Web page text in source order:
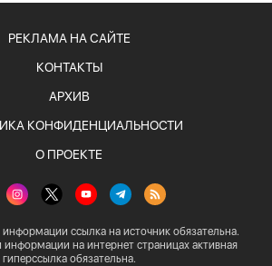
РЕКЛАМА НА САЙТЕ
КОНТАКТЫ
АРХИВ
КОНФИДЕНЦИАЛЬНОСТИ
О ПРОЕКТЕ
ссылка на источник обязательна.
на интернет страницах активная
гиперссылка обязательна.